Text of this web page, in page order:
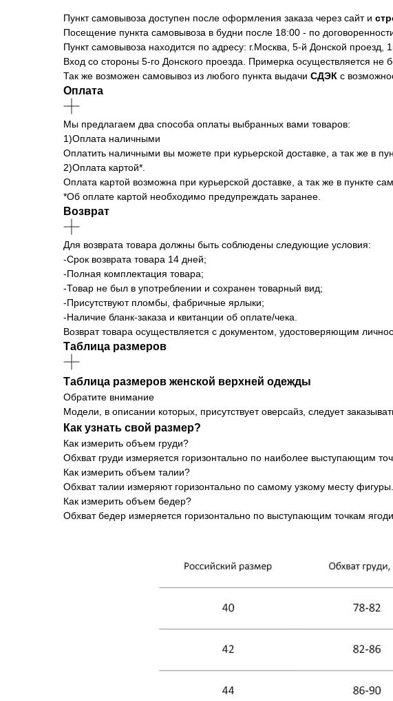
Пункт самовывоза доступен после оформления заказа через сайт и
Посещение пункта самовывоза в будни после 18:00 - по
Пункт самовывоза находится по адресу: г.Москва, 5-й Донской проезд,
Вход со стороны 5-го Донского проезда. Примерка осуществляется не
Так же возможен самовывоз из любого пункта выдачи СДЭК с
Оплата
Мы предлагаем два способа оплаты выбранных вами товаров:
1)Оплата наличными
Оплатить наличными вы можете при курьерской доставке, а так же в
2)Оплата картой*.
Оплата картой возможна при курьерской доставке, а так же в пункте
*Об оплате картой необходимо предупреждать заранее.
Возврат
Для возврата товара должны быть соблюдены следующие условия:
-Срок возврата товара 14 дней;
-Полная комплектация товара;
-Товар не был в употреблении и сохранен товарный вид;
-Присутствуют пломбы, фабричные ярлыки;
-Наличие бланк-заказа и квитанции об оплате/чека.
Возврат товара осуществляется с документом, удостоверяющим
Таблица размеров
Таблица размеров женской верхней одежды
Обратите внимание
Модели, в описании которых, присутствует оверсайз, следует
Как узнать свой размер?
Как измерить объем груди?
Обхват груди измеряется горизонтально по наиболее выступающим
Как измерить объем талии?
Обхват талии измеряют горизонтально по самому узкому месту фигуры.
Как измерить объем бедер?
Обхват бедер измеряется горизонтально по выступающим точкам